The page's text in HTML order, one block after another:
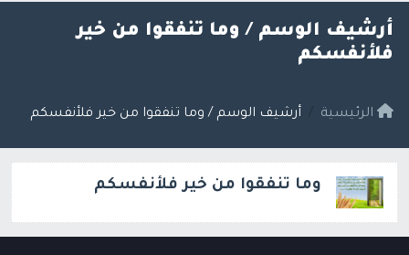
أرشيف الوسم / وما تنفقوا من خير
فلأنفسكم
الرئيسية أرشيف الوسم / وما تنفقوا من خير فلأنفسكم
وما تنفقوا من خير فلأنفسكم